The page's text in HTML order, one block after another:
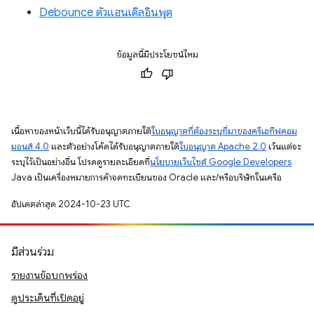
Debounce ตัวแฮนเดิลอินพุต
ข้อมูลนี้มีประโยชน์ไหม
เนื้อหาของหน้าเว็บนี้ได้รับอนุญาตภายใต้ใบอนุญาตที่ต้องระบุที่มาของครีเอทีฟคอม
มอนส์ 4.0 และตัวอย่างโค้ดได้รับอนุญาตภายใต้ใบอนุญาต Apache 2.0 เว้นแต่จะ
ระบุไว้เป็นอย่างอื่น โปรดดูรายละเอียดที่นโยบายเว็บไซต์ Google Developers
Java เป็นเครื่องหมายการค้าจดทะเบียนของ Oracle และ/หรือบริษัทในเครือ
อัปเดตล่าสุด 2024-10-23 UTC
มีส่วนร่วม
รายงานข้อบกพร่อง
ดูประเด็นที่เปิดอยู่